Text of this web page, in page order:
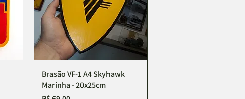
Visualização rápida
Brasão VF-1 A4 Skyhawk
Marinha - 20x25cm